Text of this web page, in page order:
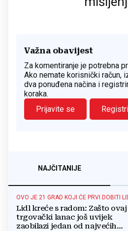
Važna obavijest
Za komentiranje je potrebna
Ako nemate korisnički račun,
dva ponuđena načina i
koraka.
Prijavite se
NAJČITANIJE
OVO JE 21 GRAD KOJI ĆE PRVI DOBITI
Lidl kreće s radom: Zašto ovaj
trgovački lanac još uvijek
zaobilazi jedan od najvećih